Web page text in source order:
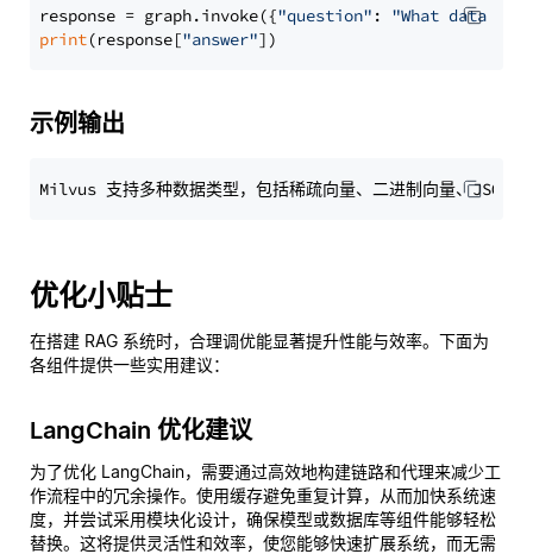
response = graph.invoke({"question" : "What data
print(response["answer"
示例输出
优化小贴士
在搭建 RAG 系统时，合理调优能显著提升性能与效率。下面为
各组件提供一些实用建议：
LangChain 优化建议
为了优化 LangChain，需要通过高效地构建链路和代理来减少工
作流程中的冗余操作。使用缓存避免重复计算，从而加快系统速
度，并尝试采用模块化设计，确保模型或数据库等组件能够轻松
替换。这将提供灵活性和效率，使您能够快速扩展系统，而无需